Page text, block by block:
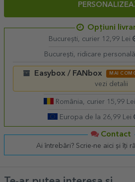
Opțiuni
București, curier 12,99 Lei
București, ridicare personală
Easybox / FANbox MAI
vezi detalii
România, curier 15,99 Lei
Europa de la 26,99 Lei
Contact
Ai întrebări? Scrie-ne aici și îți